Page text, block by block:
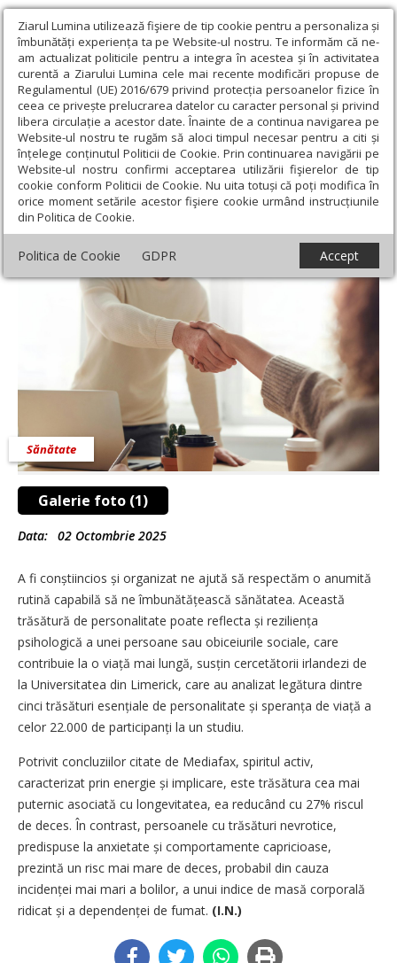
Ziarul Lumina utilizează fişiere de tip cookie pentru a personaliza și
îmbunătăți experiența ta pe Website-ul nostru. Te informăm că ne-
am actualizat politicile pentru a integra în acestea și în activitatea
curentă a Ziarului Lumina cele mai recente modificări propuse de
Regulamentul (UE) 2016/679 privind protecția persoanelor fizice în
ceea ce privește prelucrarea datelor cu caracter personal și privind
libera circulație a acestor date. Înainte de a continua navigarea pe
Website-ul nostru te rugăm să aloci timpul necesar pentru a citi și
înțelege conținutul Politicii de Cookie. Prin continuarea navigării pe
Website-ul nostru confirmi acceptarea utilizării fişierelor de tip
cookie conform Politicii de Cookie. Nu uita totuși că poți modifica în
orice moment setările acestor fişiere cookie urmând instrucțiunile
din Politica de Cookie.
Politica de Cookie GDPR Accept
Ziarul Lumina › Societate › Sănătate › Personalitatea și
sănătatea
Personalitatea și sănătatea
Galerie foto (1)
Sănătate
Data: 02 Octombrie 2025
A fi conștiincios și organizat ne ajută să respectăm o anumită
rutină capabilă să ne îmbunătă­țească sănătatea. Această
trăsătură de personalitate poate reflecta și reziliența
psihologică a unei persoane sau obiceiurile sociale, care
contribuie la o viață mai lungă, susțin cercetătorii irlandezi de
la Universitatea din Limerick, care au analizat legătura dintre
cinci trăsături esențiale de personalitate și speranța de viață a
celor 22.000 de participanți la un studiu.
Potrivit concluziilor citate de Mediafax, spiritul activ,
caracterizat prin energie și implicare, este trăsătura cea mai
puternic asociată cu longevitatea, ea reducând cu 27% riscul
de deces. În contrast, persoanele cu trăsături nevrotice,
predispuse la anxietate și comportamente capricioase,
prezintă un risc mai mare de deces, probabil din cauza
incidenței mai mari a bolilor, a unui indice de masă corporală
ridicat și a dependenței de fumat. (I.N.)